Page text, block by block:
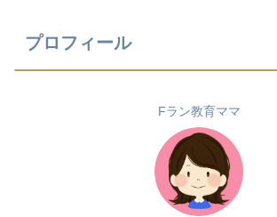
プロフィール
Fラン教育ママ